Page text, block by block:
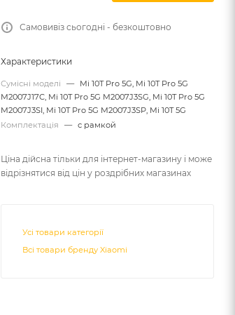
Самовивіз сьогодні - безкоштовно
Характеристики
Сумісні моделі —
Mi 10T Pro 5G, Mi 10T Pro 5G
M2007J17C, Mi 10T Pro 5G M2007J3SG, Mi 10T Pro 5G
M2007J3SI, Mi 10T Pro 5G M2007J3SP, Mi 10T 5G
Комплектація
— с рамкой
Ціна дійсна тільки для інтернет-магазину і може
відрізнятися від цін у роздрібних магазинах
Усі товари категорії
Всі товари бренду Xiaomi